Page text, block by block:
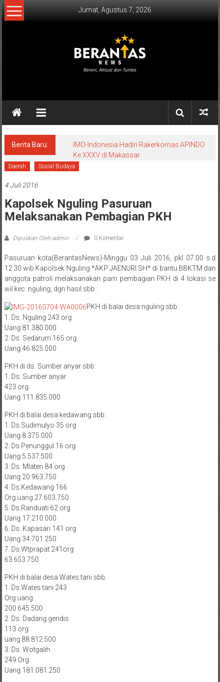
Lompat
ke
Jumat, Agustus 7, 2026
NEWS
Aktual
Tuntas.
Berita Baru:
IMO-Indonesia Hadiri Rakerkornas APINDO
Ke XXXV di Makassar
Daerah Sosial Budaya
4 Juli 2016
Kapolsek Nguling Pasuruan
Melaksanakan Pembagian PKH
Diposkan Oleh:admin 0 Komentar
Pasuruan kota(BerantasNews)-Minggu 03 Juli 2016, pkl 07.00 s.d
12.30 wib Kapolsek Nguling *AKP JAENURI SH* di bantu BBKTM dan
anggota patroli melaksanakan pam pembagian PKH di 4 lokasi se
wil kec. nguling, dgn hasil sbb :
PKH di balai desa nguling sbb:
1. Ds. Nguling 243 org
Uang 81.380.000
2. Ds. Sedarum 165 org
Uang 46.825.000
PKH di ds. Sumber anyar sbb:
1. Ds. Sumber anyar
423 org
Uang 111.835.000
PKH di balai desa kedawang sbb:
1. Ds.Sudimulyo 35 org
Uang 8.375.000
2. Ds.Penunggul 16 org
Uang 5.537.500
3. Ds. Mlaten 84 org
Uang 20.963.750
4. Ds.Kedawang 166
Org uang 27.603.750
5. Ds.Randuati 62 org
Uang 17.210.000
6. Ds. Kapasari 141 org
Uang 34.701.250
7. Ds.Wtprapat 241org
63.653.750
PKH di balai desa Wates tani sbb:
1. Ds.Wates tani 243
Org uang
200.645.500
2. Ds. Dadang gendis
113 org
uang 88.812.500
3. Ds. Wotgalih
249 Org
Uang 181.081.250